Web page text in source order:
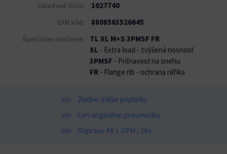
Skladové číslo: 1027740
EAN kód: 8808563526645
Špeciálne značenie:
TL XL M+S 3PMSF FR
XL - Extra load - zvýšená nosnosť
3PMSF - Priľnavosť na snehu
FR - Flange rib - ochrana ráfika
Žiadne ďalšie poplatky
Len originálne pneumatiky
Doprava 4 € s DPH / 1ks